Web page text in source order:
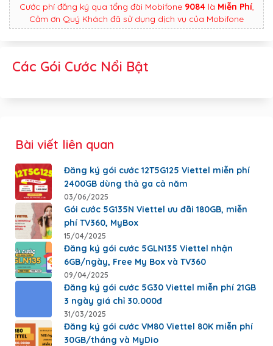
Cước phí đăng ký qua tổng đài Mobifone 9084là Miễn Phí,
Cảm ơn Quý Khách đã sử dụng dịch vụ của Mobifone
Các Gói Cước Nổi Bật
Bài viết liên quan
Đăng ký gói cước 12T5G125 Viettel miễn phí
2400GB dùng thả ga cả năm
03/06/2025
Gói cước 5G135N Viettel ưu đãi 180GB, miễn
phí TV360, MyBox
15/04/2025
Đăng ký gói cước 5GLN135 Viettel nhận
6GB/ngày, Free My Box và TV360
09/04/2025
Đăng ký gói cước 5G30 Viettel miễn phí 21GB
3 ngày giá chỉ 30.000đ
31/03/2025
Đăng ký gói cước VM80 Viettel 80K miễn phí
30GB/tháng và MyDio